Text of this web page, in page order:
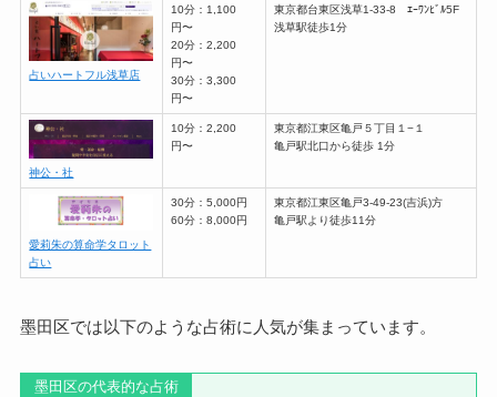
占いハートフル浅草店
10分：1,100
円〜
20分：2,200
円〜
30分：3,300
円〜
東京都台東区浅草1-33-8 ｴｰﾜﾝﾋﾞﾙ5F
浅草駅徒歩1分
神公・社
10分：2,200
円〜
東京都江東区亀戸５丁目１−１
亀戸駅北口から徒歩 1分
愛莉朱の算命学タロット
占い
30分：5,000円
60分：8,000円
東京都江東区亀戸3-49-23(吉浜)方
亀戸駅より徒歩11分
墨田区では以下のような占術に人気が集まっています。
墨田区の代表的な占術